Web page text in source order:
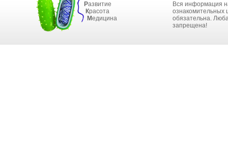
Развитие
Красота
Медицина
Вся информация
ознакомительных
обязательна.
запрещена!